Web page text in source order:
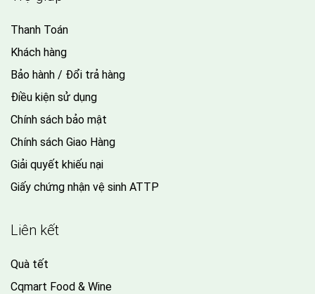
Thanh Toán
Khách hàng
Bảo hành / Đổi trả hàng
Điều kiện sử dụng
Chính sách bảo mật
Chính sách Giao Hàng
Giải quyết khiếu nại
Giấy chứng nhận vệ sinh ATTP
Liên kết
Quà tết
Cqmart Food & Wine